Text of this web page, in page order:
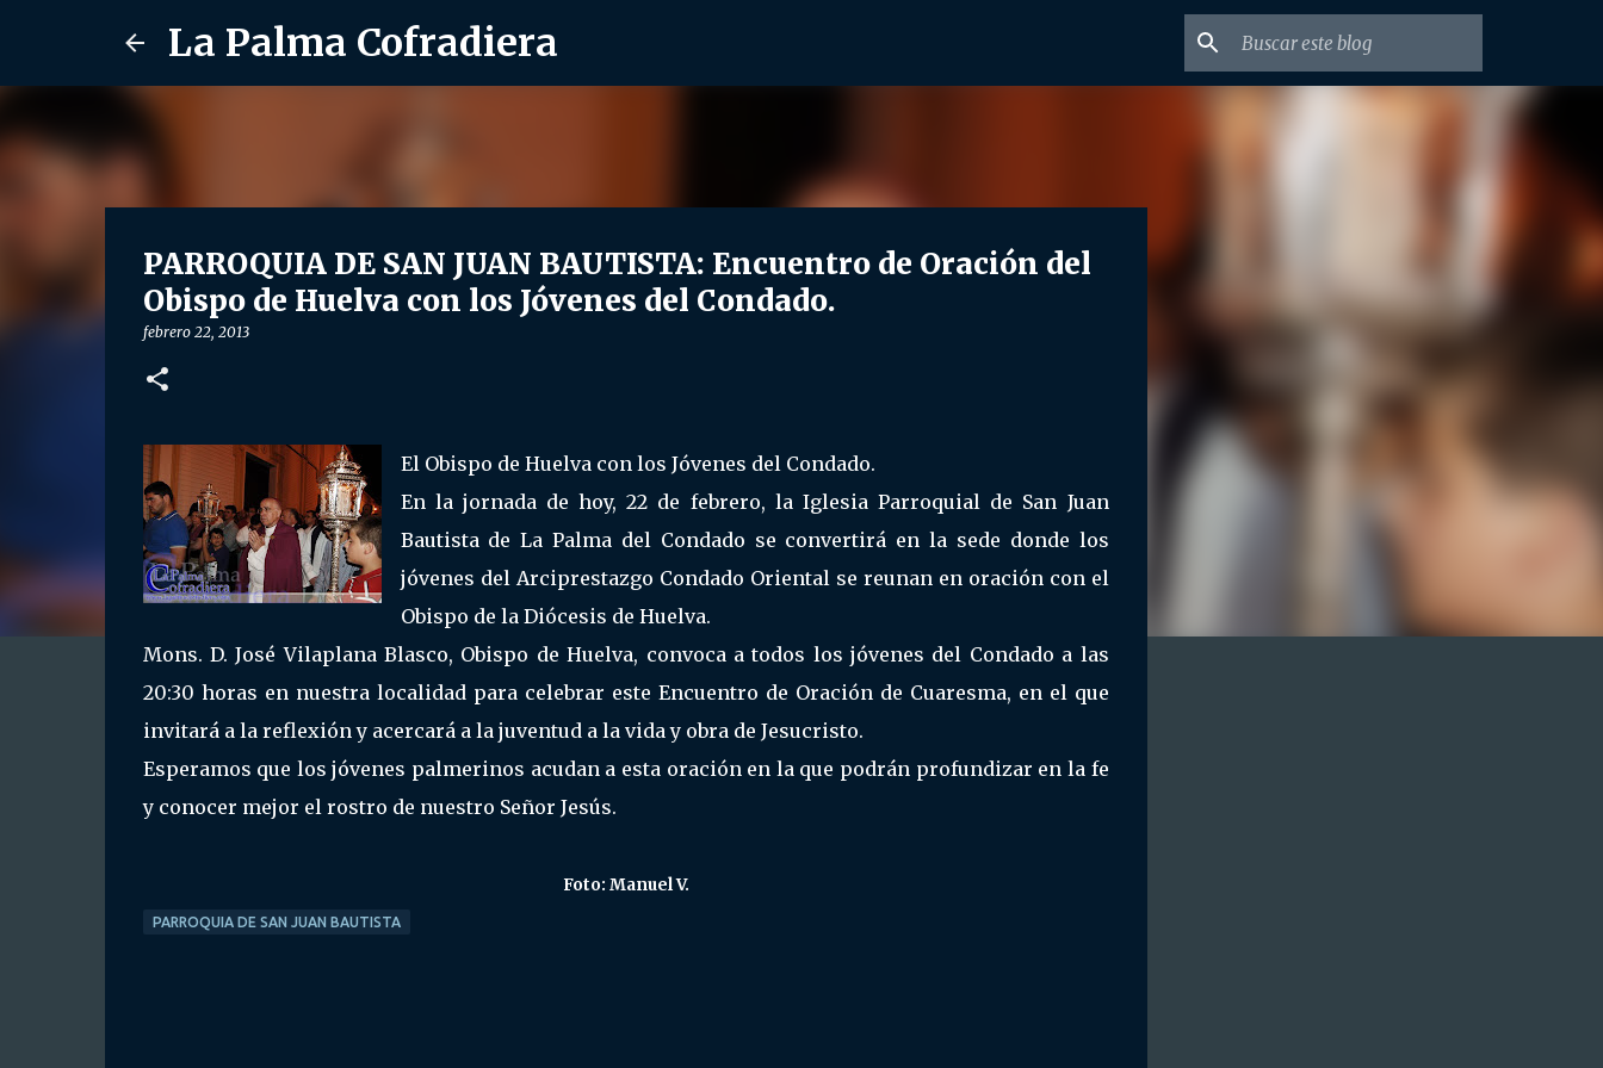
La Palma Cofradiera
PARROQUIA DE SAN JUAN BAUTISTA: Encuentro de Oración del
Obispo de Huelva con los Jóvenes del Condado.
febrero 22, 2013
El Obispo de Huelva con los Jóvenes del Condado.
En la jornada de hoy, 22 de febrero, la Iglesia Parroquial de San Juan
Bautista de La Palma del Condado se convertirá en la sede donde los
jóvenes del Arciprestazgo Condado Oriental se reunan en oración con el
Obispo de la Diócesis de Huelva.
Mons. D. José Vilaplana Blasco, Obispo de Huelva, convoca a todos los jóvenes del Condado a las
20:30 horas en nuestra localidad para celebrar este Encuentro de Oración de Cuaresma, en el que
invitará a la reflexión y acercará a la juventud a la vida y obra de Jesucristo.
Esperamos que los jóvenes palmerinos acudan a esta oración en la que podrán profundizar en la fe
y conocer mejor el rostro de nuestro Señor Jesús.
Foto: Manuel V.
PARROQUIA DE SAN JUAN BAUTISTA